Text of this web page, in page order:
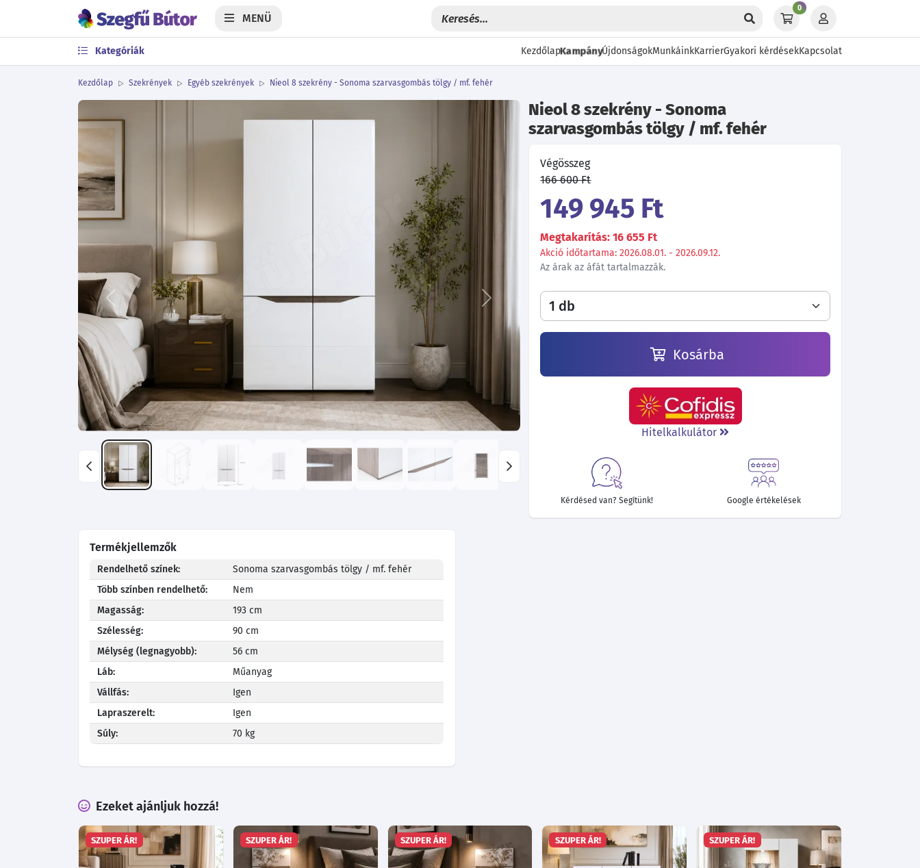
MENÜ
0
Kategóriák KezdőlapKampányÚjdonságokMunkáinkKarrierGyakori kérdésekKapcsolat
Kezdőlap Szekrények Egyéb szekrények Nieol 8 szekrény - Sonoma szarvasgombás tölgy / mf. fehér
Előző Következő
Nieol 8 szekrény - Sonoma
szarvasgombás tölgy / mf. fehér
Végösszeg
166 600 Ft
149 945 Ft
Megtakarítás: 16 655 Ft
Akció időtartama: 2026.08.01. - 2026.09.12.
Az árak az áfát tartalmazzák.
Kosárba
Hitelkalkulátor
Kérdésed van? Segítünk! Google értékelések
Termékjellemzők
Rendelhető színek:
Sonoma szarvasgombás tölgy / mf. fehér
Több színben rendelhető:
Nem
Magasság:
193 cm
Szélesség:
90 cm
Mélység (legnagyobb):
56 cm
Láb:
Műanyag
Vállfás:
Igen
Lapraszerelt:
Igen
Súly:
70 kg
Ezeket ajánljuk hozzá!
SZUPER ÁR! SZUPER ÁR! SZUPER ÁR! SZUPER ÁR! SZUPER ÁR!